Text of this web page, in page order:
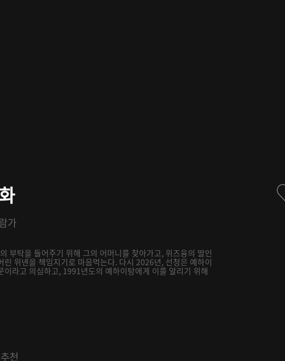
가
부탁을 들어주기 위해 그의 어머니를 찾아가고, 위즈융의 딸인
위녠을 책임지기로 마음먹는다. 다시 2026년, 선청은 예하이
라고 의심하고, 1991년도의 예하이탕에게 이를 알리기 위해
추천